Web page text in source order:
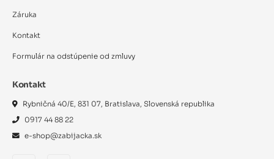
Záruka
Kontakt
Formulár na odstúpenie od zmluvy
Kontakt
Rybničná 40/E, 831 07, Bratislava, Slovenská republika
0917 44 88 22
e-shop@zabijacka.sk